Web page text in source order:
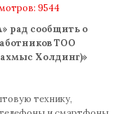
9544
рад сообщить о
ТОО
Холдинг)»
технику,